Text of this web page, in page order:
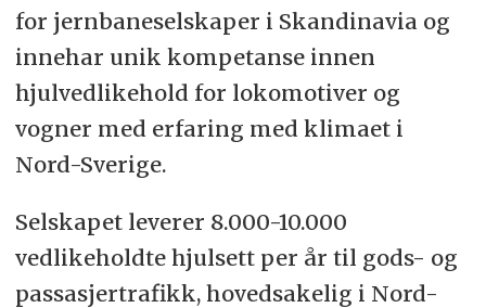
for jernbaneselskaper i Skandinavia og
innehar unik kompetanse innen
hjulvedlikehold for lokomotiver og
vogner med erfaring med klimaet i
Nord-Sverige.
Selskapet leverer 8.000-10.000
vedlikeholdte hjulsett per år til gods- og
passasjertrafikk, hovedsakelig i Nord-